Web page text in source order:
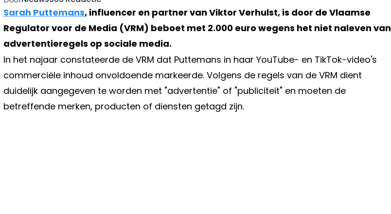
Sarah Puttemans, influencer en partner van Viktor Verhulst, is door de Vlaamse
Regulator voor de Media (VRM) beboet met 2.000 euro wegens het niet naleven van
advertentieregels op sociale media.
In het najaar constateerde de VRM dat Puttemans in haar YouTube- en TikTok-video's
commerciële inhoud onvoldoende markeerde. Volgens de regels van de VRM dient
duidelijk aangegeven te worden met "advertentie" of "publiciteit" en moeten de
betreffende merken, producten of diensten getagd zijn.